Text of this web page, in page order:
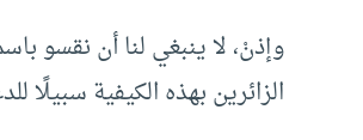
وإذنْ، لا ينبغي لنا أن نقسو
الزائرين بهذه الكيفية سبيلًا